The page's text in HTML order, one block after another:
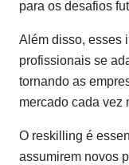
para os desafios
Além disso, esses
profissionais se
tornando as
mercado cada vez
O reskilling é
assumirem novos